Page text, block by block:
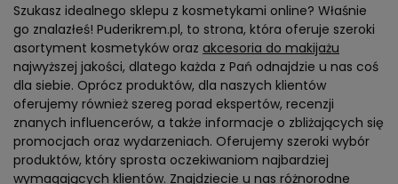
Szukasz idealnego sklepu z kosmetykami online? Właśnie
go znalazłeś! Puderikrem.pl, to strona, która oferuje szeroki
asortyment kosmetyków oraz akcesoria do makijażu
najwyższej jakości, dlatego każda z Pań odnajdzie u nas coś
dla siebie. Oprócz produktów, dla naszych klientów
oferujemy również szereg porad ekspertów, recenzji
znanych influencerów, a także informacje o zbliżających się
promocjach oraz wydarzeniach. Oferujemy szeroki wybór
produktów, który sprosta oczekiwaniom najbardziej
wymagających klientów. Znajdziecie u nas różnorodne